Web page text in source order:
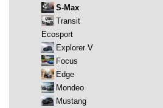
S-Max
Transit
Ecosport
Explorer V
Focus
Edge
Mondeo
Mustang